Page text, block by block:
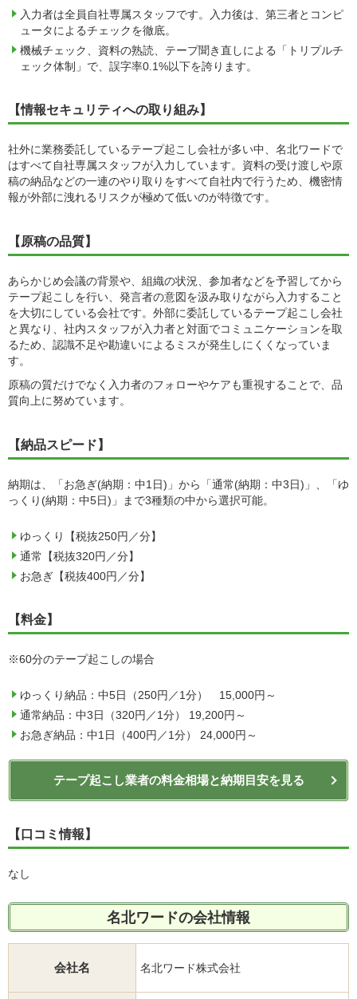
入力者は全員自社専属スタッフです。入力後は、第三者とコンピ
ュータによるチェックを徹底。
機械チェック、資料の熟読、テープ聞き直しによる「トリプルチ
ェック体制」で、誤字率0.1%以下を誇ります。
【情報セキュリティへの取り組み】
社外に業務委託しているテープ起こし会社が多い中、名北ワードで
はすべて自社専属スタッフが入力しています。資料の受け渡しや原
稿の納品などの一連のやり取りをすべて自社内で行うため、機密情
報が外部に洩れるリスクが極めて低いのが特徴です。
【原稿の品質】
あらかじめ会議の背景や、組織の状況、参加者などを予習してから
テープ起こしを行い、発言者の意図を汲み取りながら入力すること
を大切にしている会社です。外部に委託しているテープ起こし会社
と異なり、社内スタッフが入力者と対面でコミュニケーションを取
るため、認識不足や勘違いによるミスが発生しにくくなっていま
す。
原稿の質だけでなく入力者のフォローやケアも重視することで、品
質向上に努めています。
【納品スピード】
納期は、「お急ぎ(納期：中1日)」から「通常(納期：中3日)」、「ゆ
っくり(納期：中5日)」まで3種類の中から選択可能。
ゆっくり【税抜250円／分】
通常【税抜320円／分】
お急ぎ【税抜400円／分】
【料金】
※60分のテープ起こしの場合
ゆっくり納品：中5日（250円／1分） 15,000円～
通常納品：中3日（320円／1分） 19,200円～
お急ぎ納品：中1日（400円／1分） 24,000円～
テープ起こし業者の料金相場と納期目安を見る
【口コミ情報】
なし
名北ワードの会社情報
会社名 名北ワード株式会社